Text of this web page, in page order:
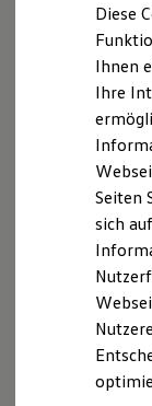
Leasing
Besitzer &
Lötscher Weg
41334
Telefon
Fax 02153
Diese
Ihnen
Ihre
Seiten
sich